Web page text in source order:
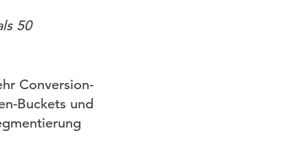
50
Conversion-
Buckets und